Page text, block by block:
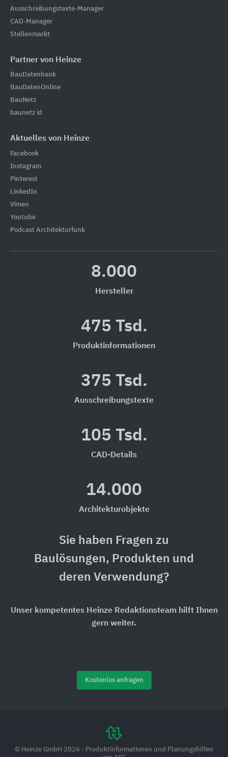
Ausschreibungstexte-Manager
CAD-Manager
Stellenmarkt
Partner von Heinze
BauDatenbank
BauDatenOnline
BauNetz
baunetz id
Aktuelles von Heinze
Facebook
Instagram
Pinterest
LinkedIn
Vimeo
Youtube
Podcast Architekturfunk
8.000
Hersteller
475 Tsd.
Produktinformationen
375 Tsd.
Ausschreibungstexte
105 Tsd.
CAD-Details
14.000
Architekturobjekte
Sie haben Fragen zu
Baulösungen, Produkten und
deren Verwendung?
Unser kompetentes Heinze Redaktionsteam hilft Ihnen
gern weiter.
Kostenlos anfragen
© Heinze GmbH 2026 - Produktinformationen und Planungshilfen